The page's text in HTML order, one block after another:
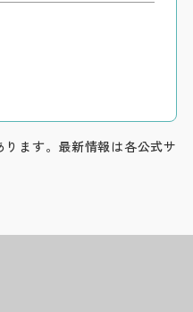
ます。最新情報は各公式サ